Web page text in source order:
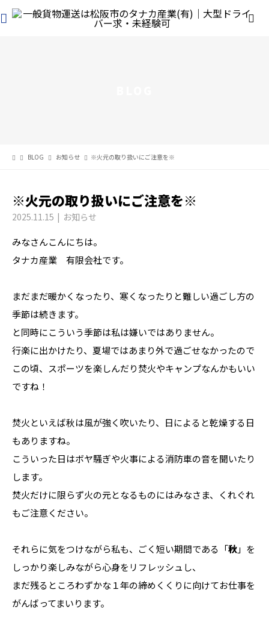
BLOG お知らせ ※火元の取り扱いにご注意を※
※火元の取り扱いにご注意を※
2025.11.15 お知らせ
みなさんこんにちは。
タナカ産業 有限会社です。
まだまだ暖かくなったり、寒くなったりと難しい過ごし方の
季節は続きます。
と同時にこういう季節は私は嫌いではありません。
行楽に出かけたり、夏場ではあまり外で過ごせなかったので
この頃、スポーツを楽しんだり焚火やキャンプなんかもいい
ですね！
焚火といえば秋は風が強く吹いたり、日によると乾燥する日
もありますね。
こういった日はボヤ騒ぎや火事による消防車の音を聞いたり
します。
焚火だけに限らず火の元となるものにはみなさま、くれぐれ
もご注意ください。
それらに気をつけながら私も、ごく短い期間である「秋」を
しっかり楽しみながら心身をリフレッシュし、
まだ残るところわずかな１年の締めくくりに向けてお仕事を
がんばってまいります。